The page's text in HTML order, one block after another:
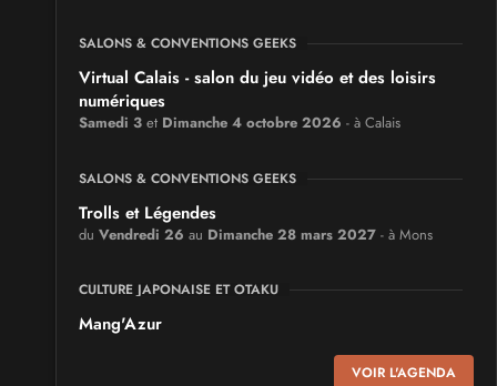
SALONS & CONVENTIONS GEEKS
Virtual Calais - salon du jeu vidéo et des loisirs
numériques
Samedi 3 et Dimanche 4 octobre 2026 - à Calais
SALONS & CONVENTIONS GEEKS
Trolls et Légendes
du Vendredi 26 au Dimanche 28 mars 2027 - à Mons
CULTURE JAPONAISE ET OTAKU
Mang'Azur
VOIR L'AGENDA